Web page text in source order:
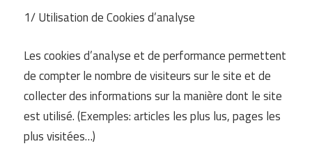
1/ Utilisation de Cookies d’analyse
Les cookies d’analyse et de performance permettent
de compter le nombre de visiteurs sur le site et de
collecter des informations sur la manière dont le site
est utilisé. (Exemples: articles les plus lus, pages les
plus visitées…)